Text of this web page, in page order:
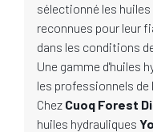
sélectionné les huiles
reconnues pour leur
dans les conditions
Une gamme d'huiles
les professionnels de
Chez Cuoq Forest
huiles hydrauliques